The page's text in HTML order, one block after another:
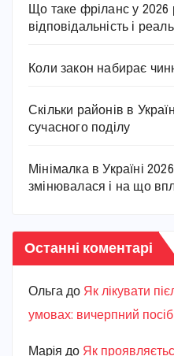
Що таке фріланс у 2026
відповідальність і
Коли закон набирає
Скільки районів в
сучасного поділу
Мінімалка в Україні
змінювалася і на що
Останні коментарі
Ольга до Як лікувати
умовах: вичерпний
Марiя до Як